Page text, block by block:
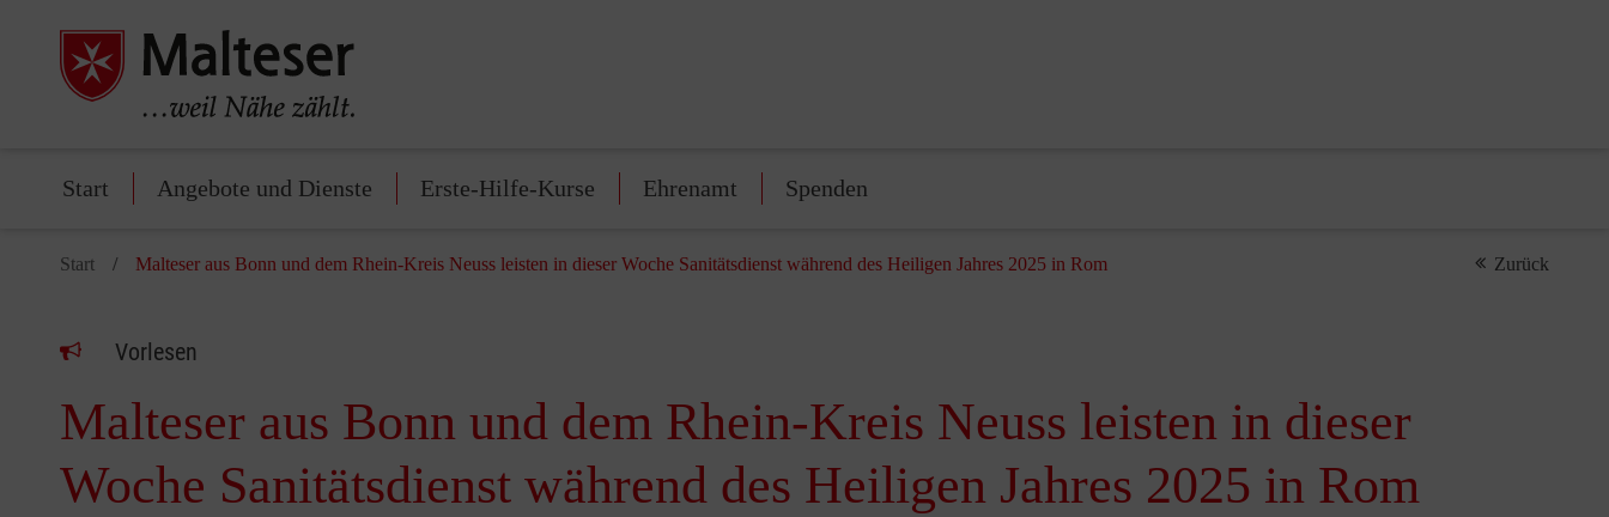
Start Angebote und Dienste Erste-Hilfe-Kurse Ehrenamt Spenden
Start Malteser aus Bonn und dem Rhein-Kreis Neuss leisten in dieser Woche Sanitätsdienst während des Heiligen Jahres 2025 in Rom Zurück
Vorlesen
Malteser aus Bonn und dem Rhein-Kreis Neuss leisten in dieser
Woche Sanitätsdienst während des Heiligen Jahres 2025 in Rom